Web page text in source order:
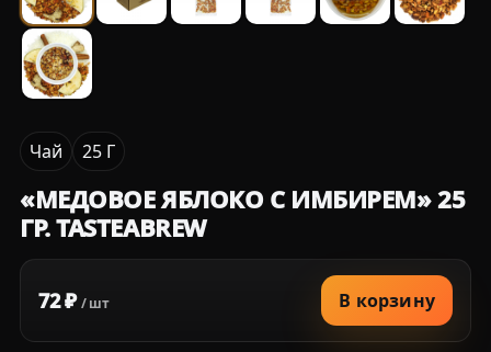
Чай 25 Г
«МЕДОВОЕ ЯБЛОКО С ИМБИРЕМ» 25
ГР. TASTEABREW
72 ₽/ шт В корзину